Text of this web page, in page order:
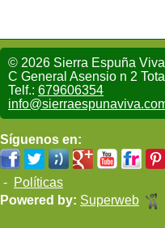
© 2026 Sierra Espuña Viva
C General Asensio n 2
Telf.: 679606354
Síguenos en:
- Políticas
Powered by: Superweb